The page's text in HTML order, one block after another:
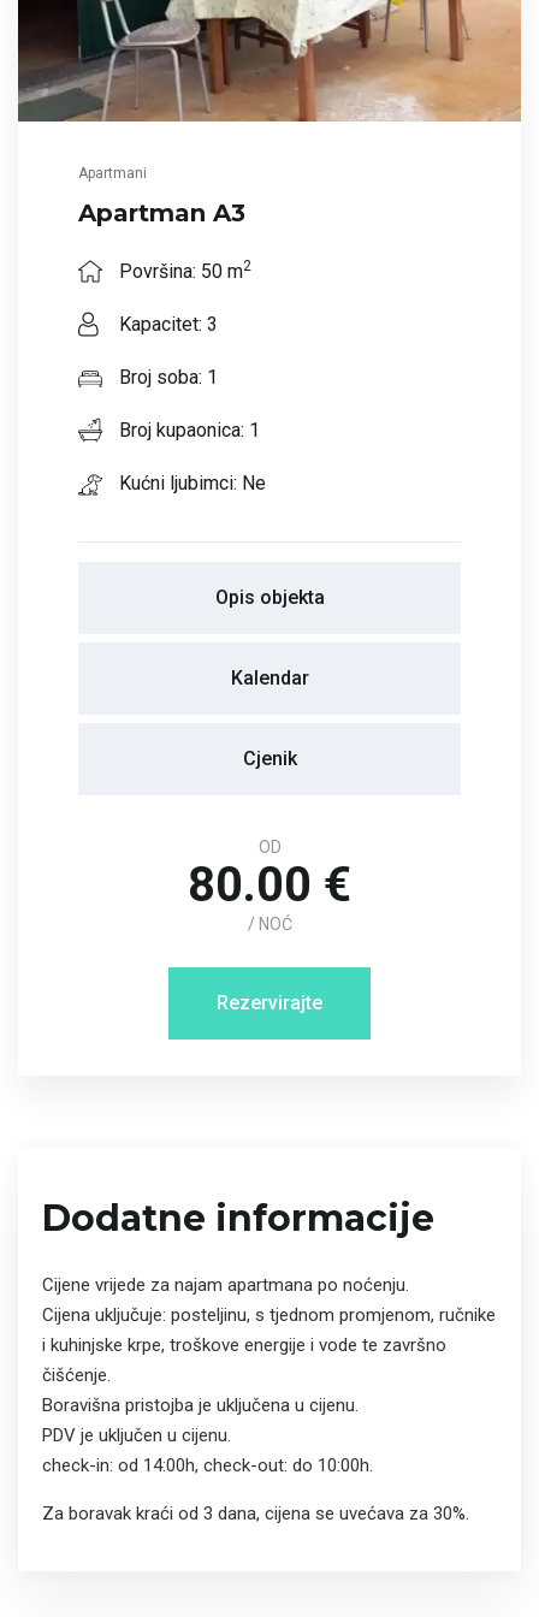
Apartmani
Apartman A3
Površina: 50 m2
Kapacitet: 3
Broj soba: 1
Broj kupaonica: 1
Kućni ljubimci: Ne
Opis objekta
Kalendar
Cjenik
OD
80.00 €
/ NOĆ
Rezervirajte
Dodatne informacije
Cijene vrijede za najam apartmana po noćenju.
Cijena uključuje: posteljinu, s tjednom promjenom, ručnike
i kuhinjske krpe, troškove energije i vode te završno
čišćenje.
Boravišna pristojba je uključena u cijenu.
PDV je uključen u cijenu.
check-in: od 14:00h, check-out: do 10:00h.
Za boravak kraći od 3 dana, cijena se uvećava za 30%.